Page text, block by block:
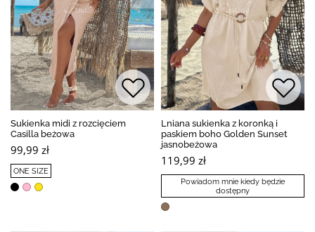
Sukienka midi z rozcięciem
Casilla beżowa
99,99 zł
ONE SIZE
Lniana sukienka z koronką i
paskiem boho Golden Sunset
jasnobeżowa
119,99 zł
Powiadom mnie kiedy będzie
dostępny